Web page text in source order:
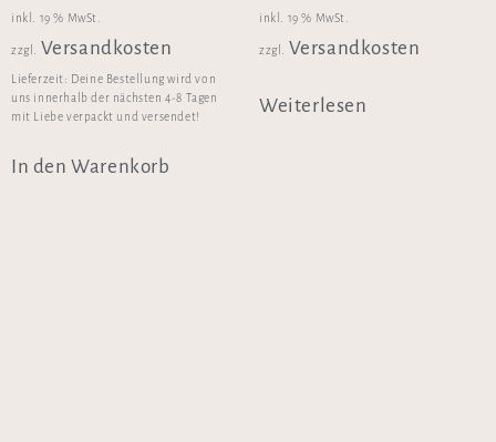
inkl. 19 % MwSt.
zzgl. Versandkosten
Lieferzeit: Deine Bestellung wird von
uns innerhalb der nächsten 4-8 Tagen
mit Liebe verpackt und versendet!
In den Warenkorb
inkl. 19 % MwSt.
zzgl. Versandkosten
Weiterlesen